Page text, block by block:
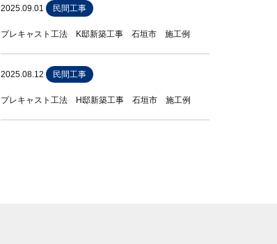
2025.09.01 民間工事
プレキャスト工法 K邸新築工事 石垣市 施工例
2025.08.12 民間工事
プレキャスト工法 H邸新築工事 石垣市 施工例